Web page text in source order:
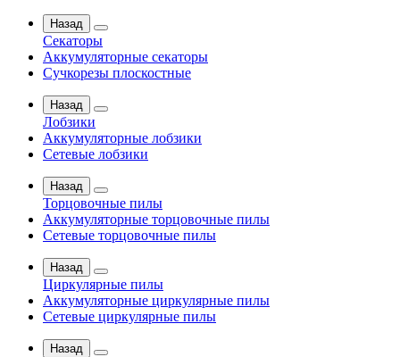
Назад
Секаторы
Аккумуляторные секаторы
Сучкорезы плоскостные
Назад
Лобзики
Аккумуляторные лобзики
Сетевые лобзики
Назад
Торцовочные пилы
Аккумуляторные торцовочные пилы
Сетевые торцовочные пилы
Назад
Циркулярные пилы
Аккумуляторные циркулярные пилы
Сетевые циркулярные пилы
Назад